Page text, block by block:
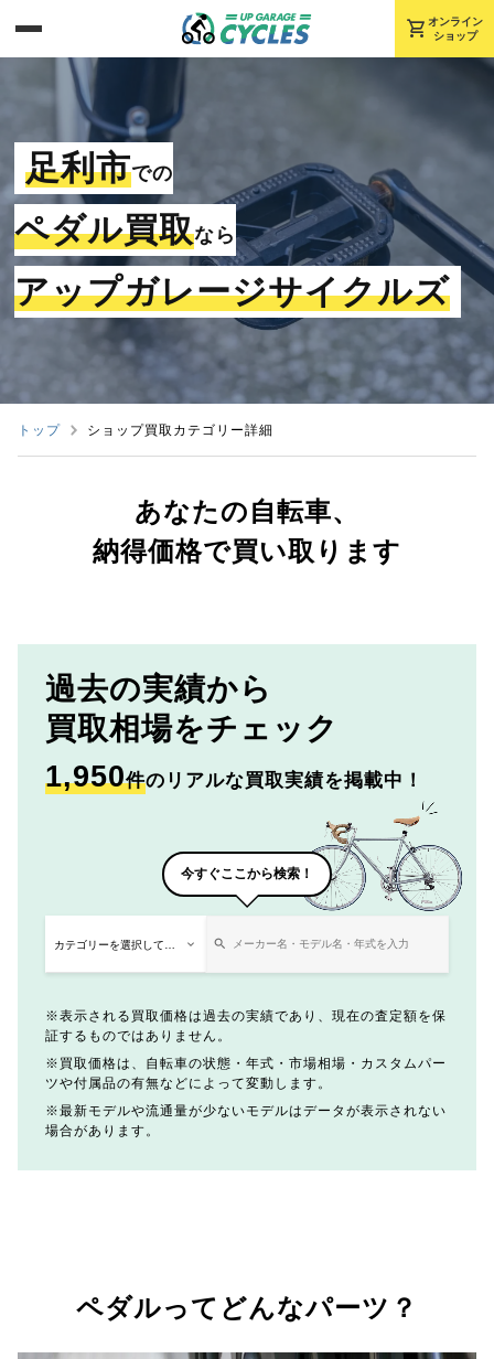
shopping_cart オンライン
ショップ
足利市での
ペダル買取なら
アップガレージサイクルズ
トップ ショップ買取カテゴリー詳細
あなたの自転車、
納得価格で買い取ります
過去の実績から
買取相場をチェック
1,950件のリアルな買取実績を掲載中！
今すぐここから検索！
表示される買取価格は過去の実績であり、現在の査定額を保
証するものではありません。
買取価格は、自転車の状態・年式・市場相場・カスタムパー
ツや付属品の有無などによって変動します。
最新モデルや流通量が少ないモデルはデータが表示されない
場合があります。
ペダルってどんなパーツ？